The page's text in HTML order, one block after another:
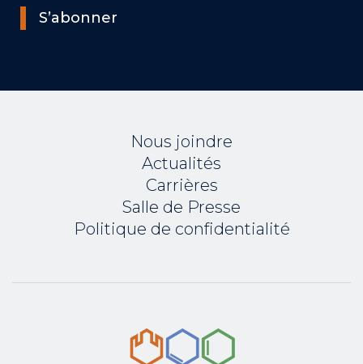
S’abonner
Nous joindre
Actualités
Carrières
Salle de Presse
Politique de confidentialité